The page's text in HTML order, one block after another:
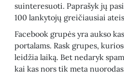
suinteresuoti. Paprašyk jų
100 lankytojų greičiausiai
Facebook grupės yra aukso
portalams. Rask grupes,
leidžia laiką. Bet nedaryk
kai kas nors tik meta